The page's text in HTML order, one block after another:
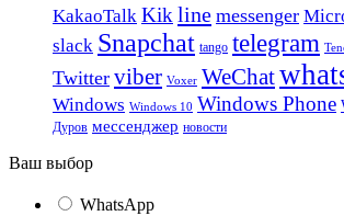
KakaoTalk Kik line messenger
slack Snapchat tango telegram
Twitter viber Voxer WeChat
Windows Windows 10 Windows Phone
Дуров мессенджер новости
Ваш выбор
WhatsApp